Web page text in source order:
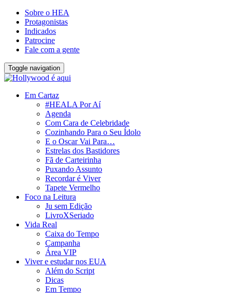
Sobre o HEA
Protagonistas
Indicados
Patrocine
Fale com a gente
Toggle navigation
Em Cartaz
#HEALA Por Aí
Agenda
Com Cara de Celebridade
Cozinhando Para o Seu Ídolo
E o Oscar Vai Para…
Estrelas dos Bastidores
Fã de Carteirinha
Puxando Assunto
Recordar é Viver
Tapete Vermelho
Foco na Leitura
Ju sem Edição
LivroXSeriado
Vida Real
Caixa do Tempo
Campanha
Área VIP
Viver e estudar nos EUA
Além do Script
Dicas
Em Tempo